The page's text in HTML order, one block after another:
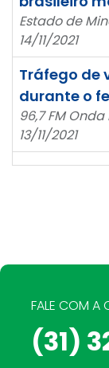
Estado de
14/11/2021
Tráfego de
durante o
96,7 FM
13/11/2021
FALE COM A
(31)